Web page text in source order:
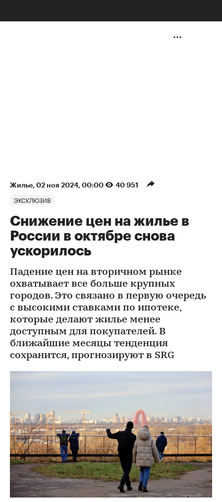
Жилье⁠, 02 ноя 2024, 00:00 40 951
ЭКСКЛЮЗИВ
Снижение цен на жилье в
России в октябре снова
ускорилось
Падение цен на вторичном рынке
охватывает все больше крупных
городов. Это связано в первую очередь
с высокими ставками по ипотеке,
которые делают жилье менее
доступным для покупателей. В
ближайшие месяцы тенденция
сохранится, прогнозируют в SRG